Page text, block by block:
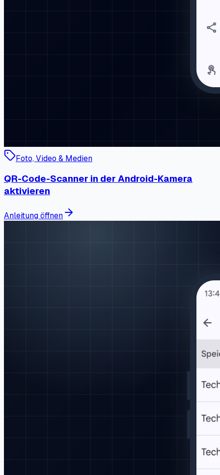
Foto, Video & Medien
QR-Code-Scanner in der Android-Kamera
aktivieren
Anleitung öffnen